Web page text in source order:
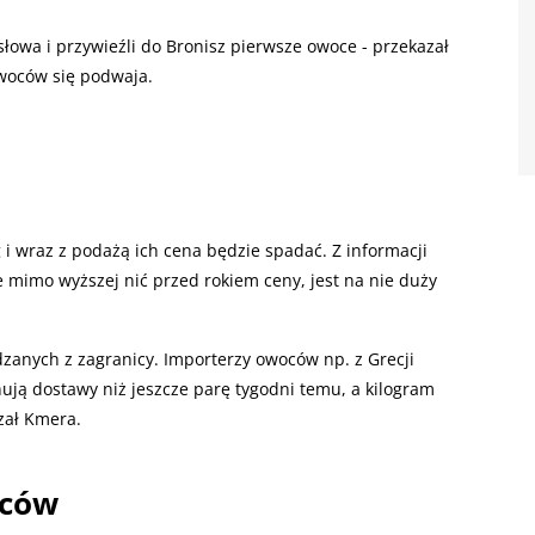
i przywieźli do Bronisz pierwsze owoce - przekazał
się podwaja.
wraz z podażą ich cena będzie spadać. Z informacji
wyższej nić przed rokiem ceny, jest na nie duży
z zagranicy. Importerzy owoców np. z Grecji
dostawy niż jeszcze parę tygodni temu, a kilogram
Kmera.